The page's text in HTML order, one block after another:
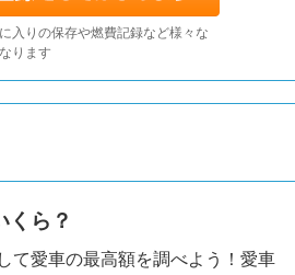
入りの保存や燃費記録など様々な
ります
くら？
て愛車の最高額を調べよう！愛車